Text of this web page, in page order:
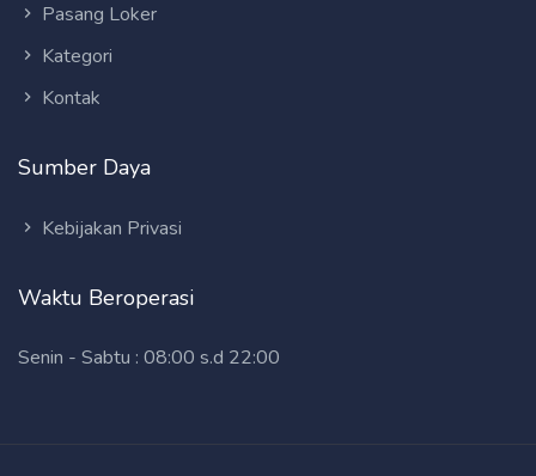
Pasang Loker
Kategori
Kontak
Sumber Daya
Kebijakan Privasi
Waktu Beroperasi
Senin - Sabtu : 08:00 s.d 22:00